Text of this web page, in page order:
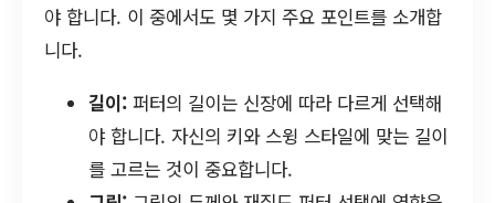
야 합니다. 이 중에서도 몇 가지 주요 포인트를 소개합
니다.
길이: 퍼터의 길이는 신장에 따라 다르게 선택해
야 합니다. 자신의 키와 스윙 스타일에 맞는 길이
를 고르는 것이 중요합니다.